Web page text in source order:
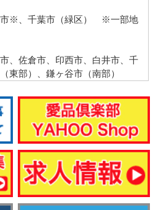
※、千葉市（緑区） ※一部地
、佐倉市、印西市、白井市、千
東部）、鎌ヶ谷市（南部）